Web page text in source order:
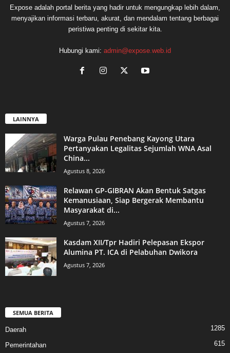
Expose adalah portal berita yang hadir untuk mengungkap lebih dalam,
menyajikan informasi terbaru, akurat, dan mendalam tentang berbagai
peristiwa penting di sekitar kita.
Hubungi kami: admin@expose.web.id
LAINNYA
Warga Pulau Penebang Kayong Utara
Pertanyakan Legalitas Sejumlah WNA Asal
China...
Agustus 8, 2026
Relawan GP-GIBRAN Akan Bentuk Satgas
Kemanusiaan, Siap Bergerak Membantu
Masyarakat di...
Agustus 7, 2026
Kasdam XII/Tpr Hadiri Pelepasan Ekspor
Alumina PT. ICA di Pelabuhan Dwikora
Agustus 7, 2026
SEMUA BERITA
Daerah 1285
Pemerintahan 615